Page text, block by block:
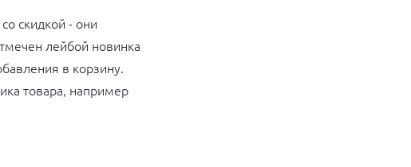
скидкой - они
лейбой новинка
в корзину.
товара, например